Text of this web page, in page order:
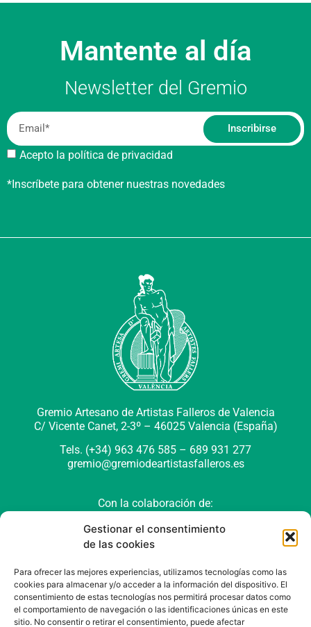
Gestionar el consentimiento
de las cookies
Para ofrecer las mejores experiencias, utilizamos tecnologías como las
cookies para almacenar y/o acceder a la información del dispositivo. El
consentimiento de estas tecnologías nos permitirá procesar datos como
el comportamiento de navegación o las identificaciones únicas en este
sitio. No consentir o retirar el consentimiento, puede afectar
Mantente al día
Newsletter del Gremio
Acepto la política de privacidad
Inscribirse
*Inscríbete para obtener nuestras novedades
Gremio Artesano de Artistas Falleros de Valencia
C/ Vicente Canet, 2-3º – 46025 Valencia (España)
Tels. (+34) 963 476 585 – 689 931 277
gremio@gremiodeartistasfalleros.es
Con la colaboración de: